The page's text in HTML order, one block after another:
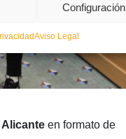
Configuración
Aviso Legal
en formato de